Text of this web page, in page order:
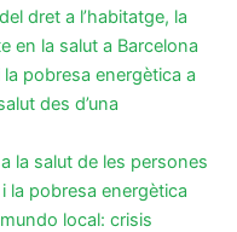
dret a l’habitatge, la
en la salut a Barcelona
la pobresa energètica a
des d’una
la salut de les persones
la pobresa energètica
local: crisis